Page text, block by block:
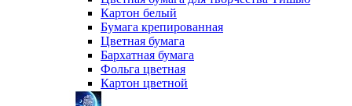
Картон белый
Бумага крепированная
Цветная бумага
Бархатная бумага
Фольга цветная
Картон цветной